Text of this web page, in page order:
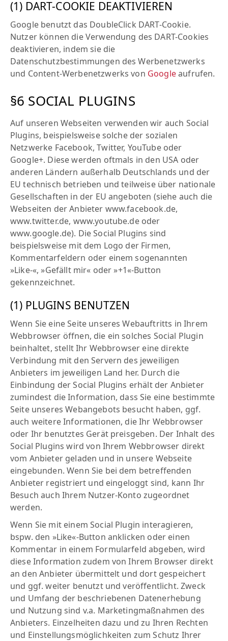
(1) DART-COOKIE DEAKTIVIEREN
Google benutzt das DoubleClick DART-Cookie.
Nutzer können die Verwendung des DART-Cookies
deaktivieren, indem sie die
Datenschutzbestimmungen des Werbenetzwerks
und Content-Werbenetzwerks von Googleaufrufen.
§6 SOCIAL PLUGINS
Auf unseren Webseiten verwenden wir auch Social
Plugins, beispielsweise solche der sozialen
Netzwerke Facebook, Twitter, YouTube oder
Google+. Diese werden oftmals in den USA oder
anderen Ländern außerhalb Deutschlands und der
EU technisch betrieben und teilweise über nationale
Gesellschaften in der EU angeboten (siehe auch die
Webseiten der Anbieter www.facebook.de,
www.twitter.de, www.youtube.de oder
www.google.de). Die Social Plugins sind
beispielsweise mit dem Logo der Firmen,
Kommentarfeldern oder einem sogenannten
»Like-«, »Gefällt mir« oder »+1«-Button
gekennzeichnet.
(1) PLUGINS BENUTZEN
Wenn Sie eine Seite unseres Webauftritts in Ihrem
Webbrowser öffnen, die ein solches Social Plugin
beinhaltet, stellt Ihr Webbrowser eine direkte
Verbindung mit den Servern des jeweiligen
Anbieters im jeweiligen Land her. Durch die
Einbindung der Social Plugins erhält der Anbieter
zumindest die Information, dass Sie eine bestimmte
Seite unseres Webangebots besucht haben, ggf.
auch weitere Informationen, die Ihr Webbrowser
oder Ihr benutztes Gerät preisgeben. Der Inhalt des
Social Plugins wird von Ihrem Webbrowser direkt
vom Anbieter geladen und in unsere Webseite
eingebunden. Wenn Sie bei dem betreffenden
Anbieter registriert und eingeloggt sind, kann Ihr
Besuch auch Ihrem Nutzer-Konto zugeordnet
werden.
Wenn Sie mit einem Social Plugin interagieren,
bspw. den »Like«-Button anklicken oder einen
Kommentar in einem Formularfeld abgeben, wird
diese Information zudem von Ihrem Browser direkt
an den Anbieter übermittelt und dort gespeichert
und ggf. weiter benutzt und veröffentlicht. Zweck
und Umfang der beschriebenen Datenerhebung
und Nutzung sind v.a. Marketingmaßnahmen des
Anbieters. Einzelheiten dazu und zu Ihren Rechten
und Einstellungsmöglichkeiten zum Schutz Ihrer